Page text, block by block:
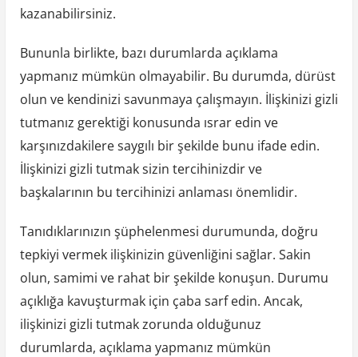
kazanabilirsiniz.
Bununla birlikte, bazı durumlarda açıklama
yapmanız mümkün olmayabilir. Bu durumda, dürüst
olun ve kendinizi savunmaya çalışmayın. İlişkinizi gizli
tutmanız gerektiği konusunda ısrar edin ve
karşınızdakilere saygılı bir şekilde bunu ifade edin.
İlişkinizi gizli tutmak sizin tercihinizdir ve
başkalarının bu tercihinizi anlaması önemlidir.
Tanıdıklarınızın şüphelenmesi durumunda, doğru
tepkiyi vermek ilişkinizin güvenliğini sağlar. Sakin
olun, samimi ve rahat bir şekilde konuşun. Durumu
açıklığa kavuşturmak için çaba sarf edin. Ancak,
ilişkinizi gizli tutmak zorunda olduğunuz
durumlarda, açıklama yapmanız mümkün